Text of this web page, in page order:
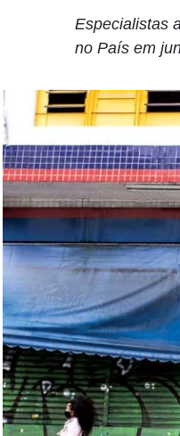
Especialistas
no País em